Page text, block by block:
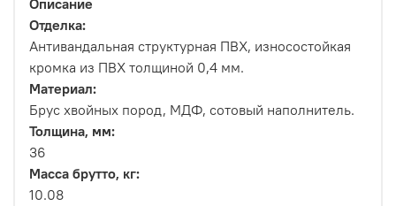
Описание
Отделка:
Антивандальная структурная ПВХ, износостойкая
кромка из ПВХ толщиной 0,4 мм.
Материал:
Брус хвойных пород, МДФ, сотовый наполнитель.
Толщина, мм:
36
Масса брутто, кг:
10.08